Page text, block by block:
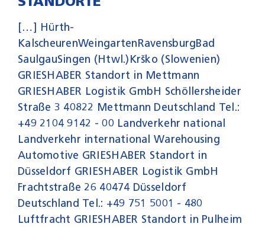
[…] Hürth-
KalscheurenWeingartenRavensburgBad
SaulgauSingen (Htwl.)Krško (Slowenien)
GRIESHABER Standort in Mettmann
GRIESHABER Logistik GmbH Schöllersheider
Straße 3 40822 Mettmann Deutschland Tel.:
+49 2104 9142 - 00 Landverkehr national
Landverkehr international Warehousing
Automotive GRIESHABER Standort in
Düsseldorf GRIESHABER Logistik GmbH
Frachtstraße 26 40474 Düsseldorf
Deutschland Tel.: +49 751 5001 - 480
Luftfracht GRIESHABER Standort in Pulheim